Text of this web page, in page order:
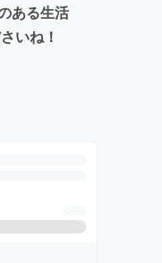
ある生活
いね！